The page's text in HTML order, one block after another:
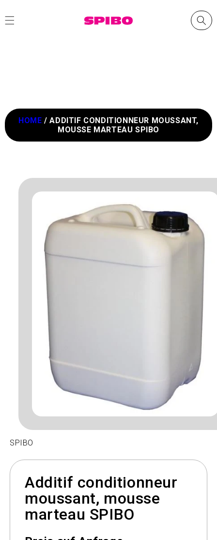
HOME / ADDITIF CONDITIONNEUR MOUSSANT,
MOUSSE MARTEAU SPIBO
Passer aux
informations
produits
SPIBO
Additif conditionneur
moussant, mousse
marteau SPIBO